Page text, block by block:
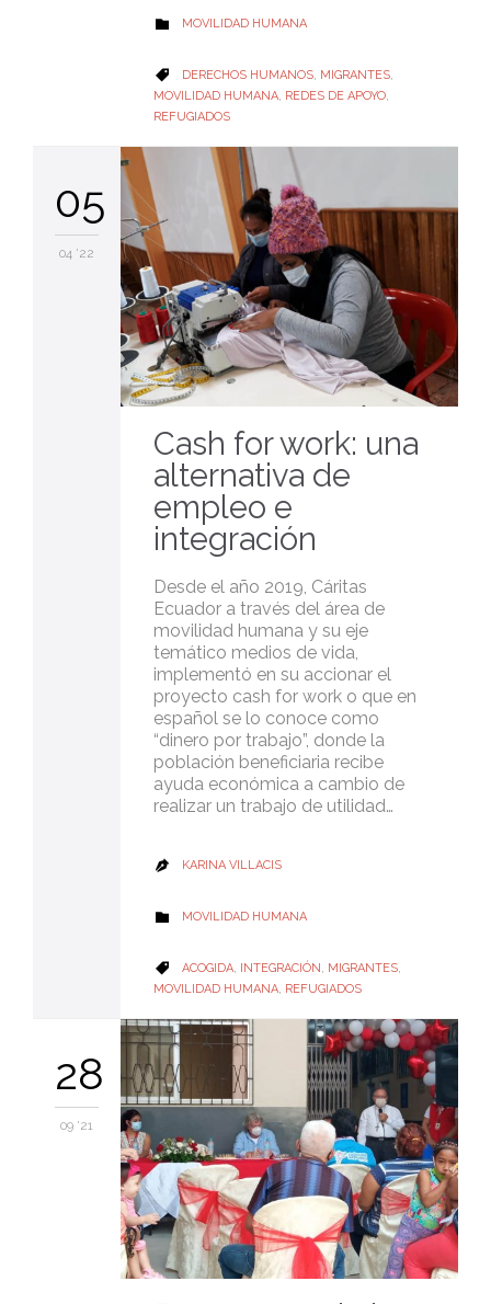
 CATEGORY
MOVILIDAD HUMANA
 CATEGORY
DERECHOS HUMANOS, MIGRANTES,
MOVILIDAD HUMANA, REDES DE APOYO,
REFUGIADOS
05
04 '22
Cash for work: una
alternativa de
empleo e
integración
Desde el año 2019, Cáritas
Ecuador a través del área de
movilidad humana y su eje
temático medios de vida,
implementó en su accionar el
proyecto cash for work o que en
español se lo conoce como
“dinero por trabajo”, donde la
población beneficiaria recibe
ayuda económica a cambio de
realizar un trabajo de utilidad…
 KARINA VILLACIS
 CATEGORY
MOVILIDAD HUMANA
 CATEGORY
ACOGIDA, INTEGRACIÓN , MIGRANTES,
MOVILIDAD HUMANA, REFUGIADOS
28
09 '21